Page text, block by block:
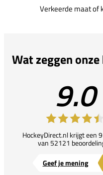
Verkeerde maat of
Wat zeggen
9.0
HockeyDirect.nl krijgt een
van 52121
Geef je mening